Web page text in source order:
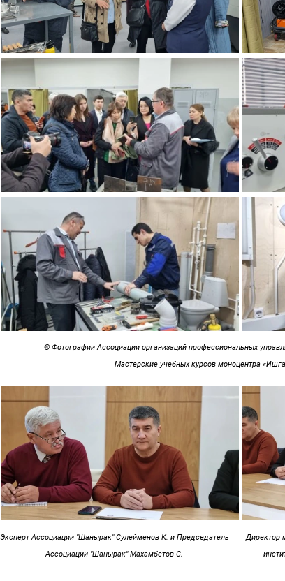
© Фотографии Ассоциации организаций профессиональных
Мастерские учебных курсов моноцентра
Эксперт Ассоциации "Шанырак" Сулейменов К. и Председатель
Ассоциации "Шанырак" Махамбетов С.
Директор